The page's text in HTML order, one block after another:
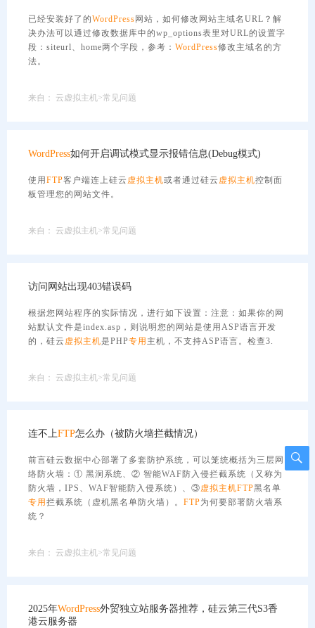
已经安装好了的WordPress 网站，如何修改网站主域名URL？解
决办法可以通过修改数据库中的wp_options表里对URL的设置字
段：siteurl、home两个字段，参考： WordPress修改主域名的方
法。
来自： 云虚拟主机>常见问题
WordPress如何开启调试模式显示报错信息(Debug模式)
使用 FTP客户端连上硅云 虚拟主机或者通过硅云 虚拟主机控制面
板管理您的网站文件。
来自： 云虚拟主机>常见问题
访问网站出现403错误码
根据您网站程序的实际情况，进行如下设置：注意：如果你的网
站默认文件是index.asp，则说明您的网站是使用ASP语言开发
的，硅云 虚拟主机是PHP专用 主机，不支持ASP语言。检查3.
来自： 云虚拟主机>常见问题
连不上FTP怎么办（被防火墙拦截情况）
前言硅云数据中心部署了多套防护系统，可以笼统概括为三层网
络防火墙：① 黑洞系统、② 智能WAF防入侵拦截系统（又称为
防火墙，IPS、WAF智能防入侵系统）、③虚拟主机FTP黑名单
专用 拦截系统（虚机黑名单防火墙）。 FTP为何要部署防火墙系
统？
来自： 云虚拟主机>常见问题
2025年WordPress外贸独立站服务器推荐，硅云第三代S3香
港云服务器